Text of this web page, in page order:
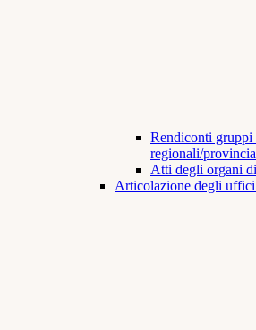
Rendiconti gruppi
regionali/
Atti degli organi
Articolazione degli uffici